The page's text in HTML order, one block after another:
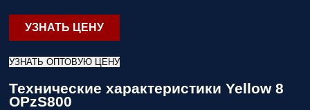
УЗНАТЬ ЦЕНУ
УЗНАТЬ ОПТОВУЮ ЦЕНУ
Технические характеристики Yellow 8
OPzS800